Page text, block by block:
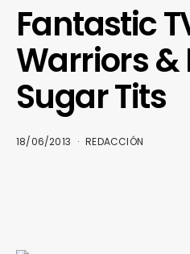
Fantastic
Warriors &
Sugar Tits
18/06/2013 REDACCIÓN